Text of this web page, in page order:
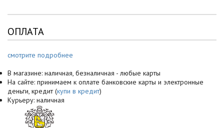
ОПЛАТА
смотрите подробнее
В магазине: наличная, безналичная - любые карты
На сайте: принимаем к оплате банковские карты и электронные
деньги, кредит (купи в кредит)
Курьеру: наличная